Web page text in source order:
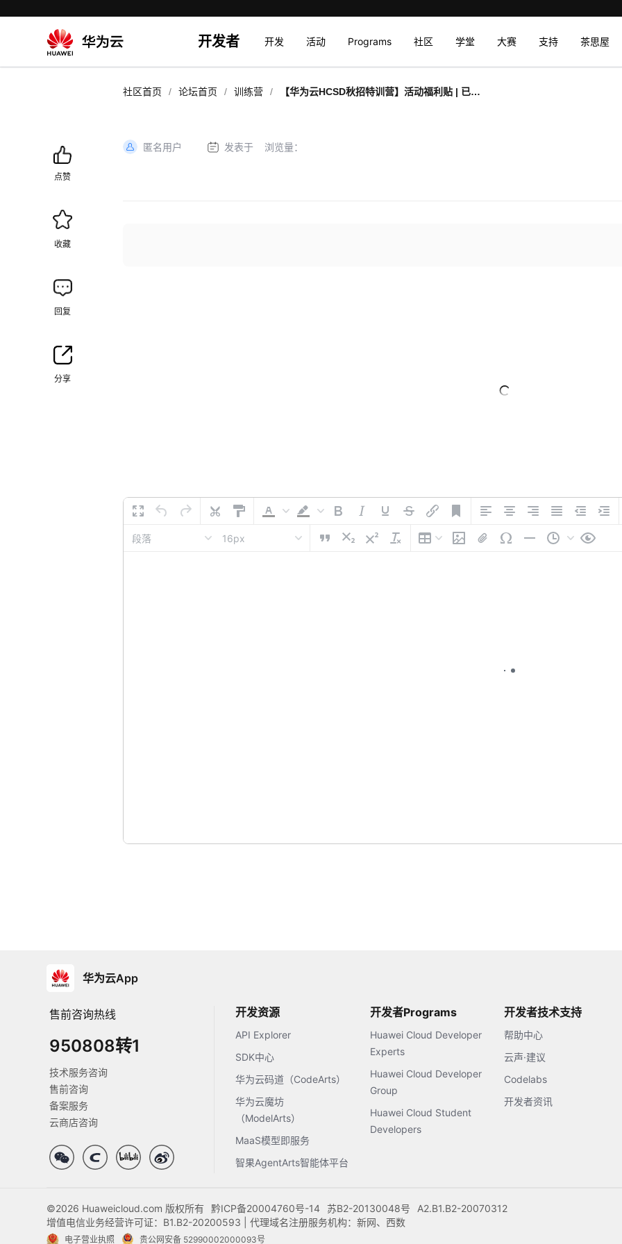
开发者 开发 活动 Programs 社区 学堂 大赛 支持 茶思屋
社区首页 / 论坛首页 / 训练营 /
【华为云HCSD秋招特训营】活动福利贴 | 已结
点赞
收藏
回复
分享
匿名用户 发表于 浏览量：
段落 16px
华为云App
售前咨询热线
950808转1
技术服务咨询
售前咨询
备案服务
云商店咨询
开发资源
API Explorer
SDK中心
华为云码道（CodeArts）
华为云魔坊
（ModelArts）
MaaS模型即服务
智果AgentArts智能体平台
开发者Programs
Huawei Cloud Developer
Experts
Huawei Cloud Developer
Group
Huawei Cloud Student
Developers
开发者技术支持
帮助中心
云声·建议
Codelabs
开发者资讯
©2026 Huaweicloud.com 版权所有 黔ICP备20004760号-14 苏B2-20130048号
A2.B1.B2-20070312
增值电信业务经营许可证：B1.B2-20200593 | 代理域名注册服务机构：新网、西数
电子营业执照 贵公网安备 52990002000093号